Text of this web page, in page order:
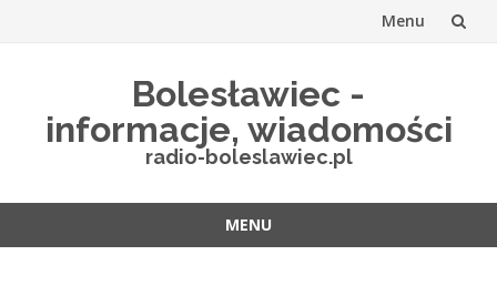
Menu
treści
Bolesławiec -
informacje, wiadomości
radio-boleslawiec.pl
MENU